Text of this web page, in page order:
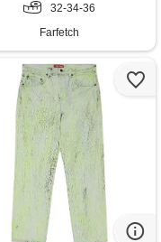
32-34-36
Farfetch